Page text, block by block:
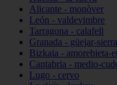
Alicante - monòver
León - valdevimbre
Tarragona - calafell
Granada - güejar-sierra
Bizkaia - amorebieta-
Cantabria - medio-
Lugo - cervo